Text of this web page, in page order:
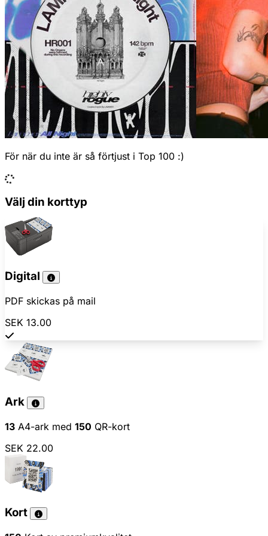
För när du inte är så förtjust i Top 100 :)
Välj din korttyp
Digital
PDF skickas på mail
SEK 13.00
Ark
13 A4-ark med 150 QR-kort
SEK 22.00
Kort